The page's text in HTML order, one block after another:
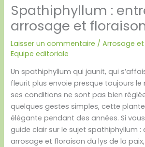
Spathiphyllum :
arrosage et
Laisser un commentaire /Arrosage
Equipe editoriale
Un spathiphyllum qui jaunit, qui
fleurit plus envoie presque toujours
ses conditions ne sont pas bien
quelques gestes simples, cette
élégante pendant des années. Si
guide clair sur le sujet spathiphyllum :
arrosage et floraison du lys de la paix,